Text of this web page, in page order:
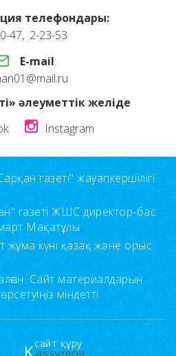
телефондары:
47, 2-23-53
E-mail:
әлеуметтік желіде
Instagram
газеті" жауапкершілігі
газеті ЖШС директор-бас
Мақатұлы
жұма күні қазақ және орыс
Сайт материалдарын
міндетті.
сайт құру
K